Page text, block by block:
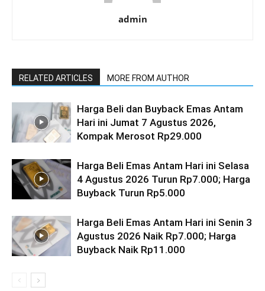
admin
RELATED ARTICLES MORE FROM AUTHOR
Harga Beli dan Buyback Emas Antam
Hari ini Jumat 7 Agustus 2026,
Kompak Merosot Rp29.000
Harga Beli Emas Antam Hari ini Selasa
4 Agustus 2026 Turun Rp7.000; Harga
Buyback Turun Rp5.000
Harga Beli Emas Antam Hari ini Senin 3
Agustus 2026 Naik Rp7.000; Harga
Buyback Naik Rp11.000